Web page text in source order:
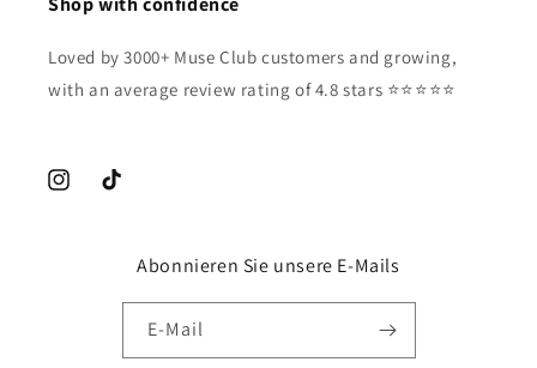
Loved by 3000+ Muse Club customers and growing,
with an average review rating of 4.8 stars ⭐️⭐️⭐️⭐️⭐️
InstagramTikTok
Abonnieren Sie unsere E-Mails
E-Mail